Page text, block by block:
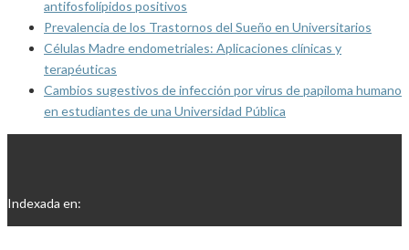
antifosfolípidos positivos
Prevalencia de los Trastornos del Sueño en Universitarios
Células Madre endometriales: Aplicaciones clínicas y
terapéuticas
Cambios sugestivos de infección por virus de papiloma humano
en estudiantes de una Universidad Pública
Indexada en: